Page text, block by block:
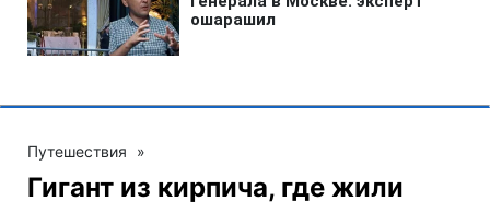
Путешествия »
Гигант из кирпича, где жили